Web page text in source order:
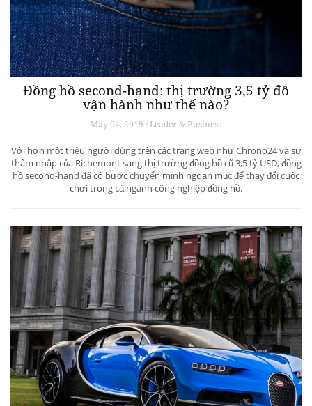
Đồng hồ second-hand: thị trường 3,5 tỷ đô
vận hành như thế nào?
May 04, 2019 / Leader & Business
Với hơn một triệu người dùng trên các trang web như Chrono24 và sự
thâm nhập của Richemont sang thị trường đồng hồ cũ 3,5 tỷ USD, đồng
hồ second-hand đã có bước chuyển mình ngoạn mục để thay đổi cuộc
chơi trong cả ngành công nghiệp đồng hồ.